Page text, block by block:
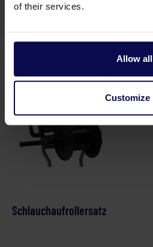
of their services.
Allow all
Customize
Schlauchaufrollersatz